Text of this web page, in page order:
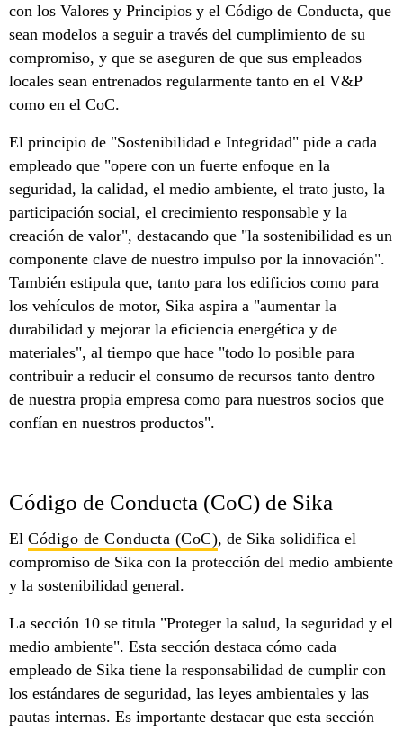
con los Valores y Principios y el Código de Conducta, que
sean modelos a seguir a través del cumplimiento de su
compromiso, y que se aseguren de que sus empleados
locales sean entrenados regularmente tanto en el V&P
como en el CoC.
El principio de "Sostenibilidad e Integridad" pide a cada
empleado que "opere con un fuerte enfoque en la
seguridad, la calidad, el medio ambiente, el trato justo, la
participación social, el crecimiento responsable y la
creación de valor", destacando que "la sostenibilidad es un
componente clave de nuestro impulso por la innovación".
También estipula que, tanto para los edificios como para
los vehículos de motor, Sika aspira a "aumentar la
durabilidad y mejorar la eficiencia energética y de
materiales", al tiempo que hace "todo lo posible para
contribuir a reducir el consumo de recursos tanto dentro
de nuestra propia empresa como para nuestros socios que
confían en nuestros productos".
Código de Conducta (CoC) de Sika
El Código de Conducta (CoC), de Sika solidifica el
compromiso de Sika con la protección del medio ambiente
y la sostenibilidad general.
La sección 10 se titula "Proteger la salud, la seguridad y el
medio ambiente". Esta sección destaca cómo cada
empleado de Sika tiene la responsabilidad de cumplir con
los estándares de seguridad, las leyes ambientales y las
pautas internas. Es importante destacar que esta sección